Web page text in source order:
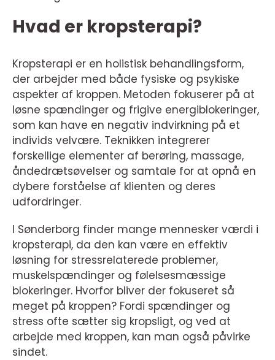
Hvad er kropsterapi?
Kropsterapi er en holistisk behandlingsform,
der arbejder med både fysiske og psykiske
aspekter af kroppen. Metoden fokuserer på at
løsne spændinger og frigive energiblokeringer,
som kan have en negativ indvirkning på et
individs velvære. Teknikken integrerer
forskellige elementer af berøring, massage,
åndedrætsøvelser og samtale for at opnå en
dybere forståelse af klienten og deres
udfordringer.
I Sønderborg finder mange mennesker værdi i
kropsterapi, da den kan være en effektiv
løsning for stressrelaterede problemer,
muskelspændinger og følelsesmæssige
blokeringer. Hvorfor bliver der fokuseret så
meget på kroppen? Fordi spændinger og
stress ofte sætter sig kropsligt, og ved at
arbejde med kroppen, kan man også påvirke
sindet.